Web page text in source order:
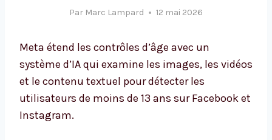
Par Marc Lampard 12 mai 2026
Meta étend les contrôles d’âge avec un
système d’IA qui examine les images, les vidéos
et le contenu textuel pour détecter les
utilisateurs de moins de 13 ans sur Facebook et
Instagram.